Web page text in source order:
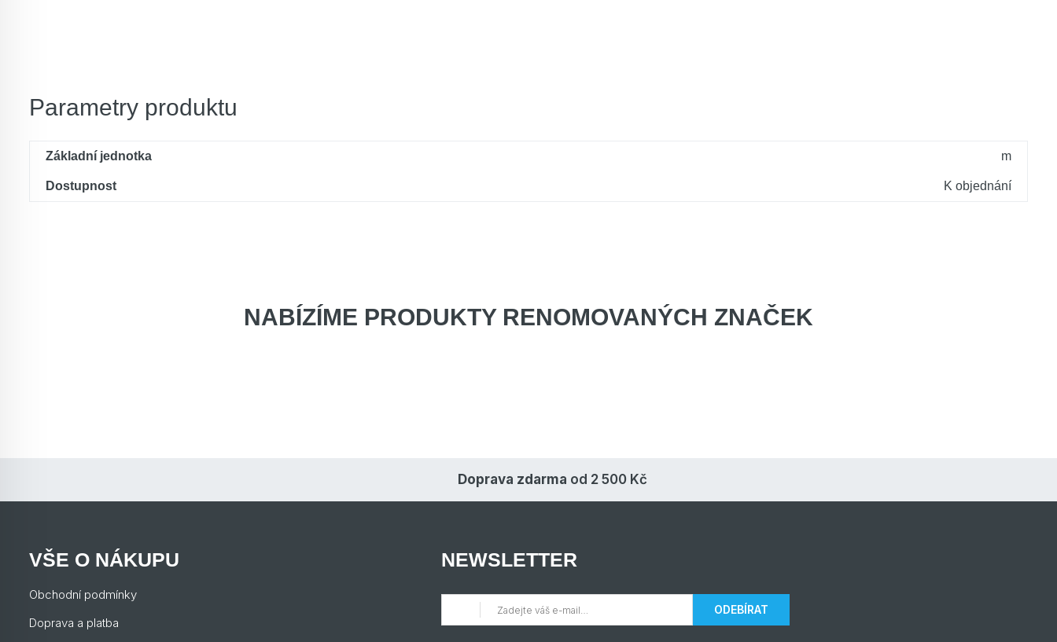
Parametry produktu
Základní jednotka m
Dostupnost K objednání
NABÍZÍME PRODUKTY RENOMOVANÝCH ZNAČEK
Doprava zdarma od 2 500 Kč
VŠE O NÁKUPU
Obchodní podmínky
Doprava a platba
NEWSLETTER
ODEBÍRAT